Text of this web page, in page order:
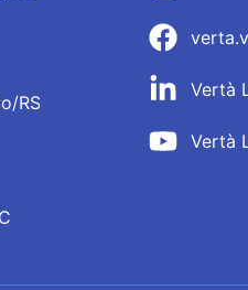
RS
Vertà
Vertà